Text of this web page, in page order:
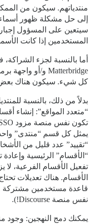
منتدياتهم. سيكون من
إلى حل مشكلة ظهور
سيتعين على المسؤول
المستخدمين إذا كانت
أما بالنسبة لجزء
كل شيء. سيكون هناك بعض
بدلاً من ذلك، بالنسبة
يمثل كل قسم “منتدى”
“تقييد” عدد قليل من
“الأقسام” الرئيسية
تفعيل الأقسام الفرعية،
الأقسام. هناك تعديلات
قاعدة مستخدمين مشتركة
نفس منصة Discourse!).